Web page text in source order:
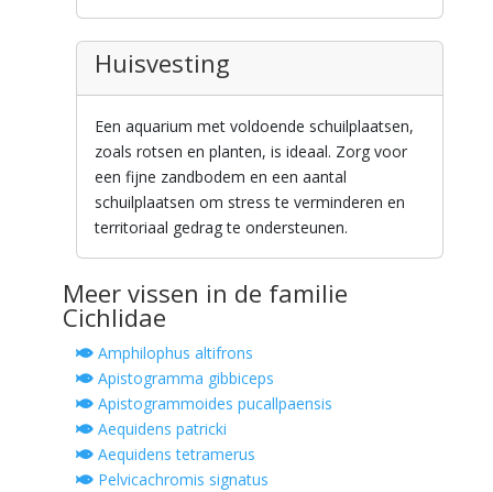
Huisvesting
Een aquarium met voldoende schuilplaatsen,
zoals rotsen en planten, is ideaal. Zorg voor
een fijne zandbodem en een aantal
schuilplaatsen om stress te verminderen en
territoriaal gedrag te ondersteunen.
Meer vissen in de familie
Cichlidae
Amphilophus altifrons
Apistogramma gibbiceps
Apistogrammoides pucallpaensis
Aequidens patricki
Aequidens tetramerus
Pelvicachromis signatus